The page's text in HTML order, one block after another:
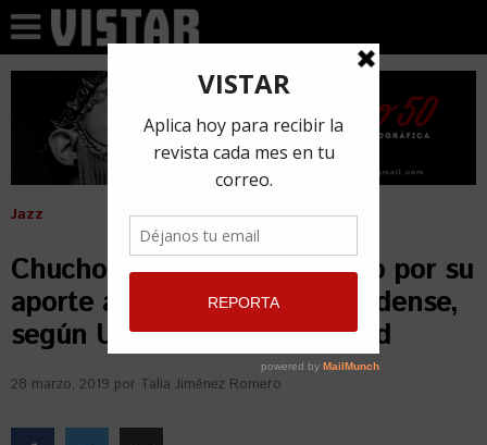
Jazz
Chucho Valdés es reconocido por su
aporte a la música estadounidense,
según Universidad de Harvard
28 marzo, 2019 por Talía Jiménez Romero